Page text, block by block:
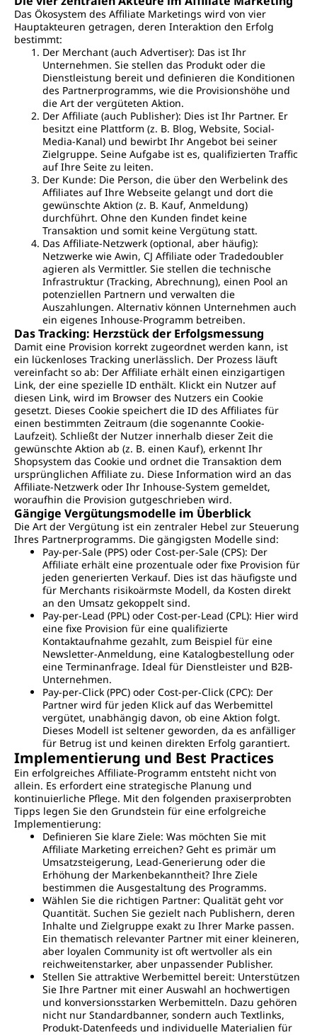
Das Ökosystem des Affiliate Marketings wird von vier
Hauptakteuren getragen, deren Interaktion den Erfolg
bestimmt:
Der Merchant (auch Advertiser): Das ist Ihr
Unternehmen. Sie stellen das Produkt oder die
Dienstleistung bereit und definieren die Konditionen
des Partnerprogramms, wie die Provisionshöhe und
die Art der vergüteten Aktion.
Der Affiliate (auch Publisher): Dies ist Ihr Partner. Er
besitzt eine Plattform (z. B. Blog, Website, Social-
Media-Kanal) und bewirbt Ihr Angebot bei seiner
Zielgruppe. Seine Aufgabe ist es, qualifizierten Traffic
auf Ihre Seite zu leiten.
Der Kunde: Die Person, die über den Werbelink des
Affiliates auf Ihre Webseite gelangt und dort die
gewünschte Aktion (z. B. Kauf, Anmeldung)
durchführt. Ohne den Kunden findet keine
Transaktion und somit keine Vergütung statt.
Das Affiliate-Netzwerk (optional, aber häufig):
Netzwerke wie Awin, CJ Affiliate oder Tradedoubler
agieren als Vermittler. Sie stellen die technische
Infrastruktur (Tracking, Abrechnung), einen Pool an
potenziellen Partnern und verwalten die
Auszahlungen. Alternativ können Unternehmen auch
ein eigenes Inhouse-Programm betreiben.
Das Tracking: Herzstück der Erfolgsmessung
Damit eine Provision korrekt zugeordnet werden kann, ist
ein lückenloses Tracking unerlässlich. Der Prozess läuft
vereinfacht so ab: Der Affiliate erhält einen einzigartigen
Link, der eine spezielle ID enthält. Klickt ein Nutzer auf
diesen Link, wird im Browser des Nutzers ein Cookie
gesetzt. Dieses Cookie speichert die ID des Affiliates für
einen bestimmten Zeitraum (die sogenannte Cookie-
Laufzeit). Schließt der Nutzer innerhalb dieser Zeit die
gewünschte Aktion ab (z. B. einen Kauf), erkennt Ihr
Shopsystem das Cookie und ordnet die Transaktion dem
ursprünglichen Affiliate zu. Diese Information wird an das
Affiliate-Netzwerk oder Ihr Inhouse-System gemeldet,
woraufhin die Provision gutgeschrieben wird.
Gängige Vergütungsmodelle im Überblick
Die Art der Vergütung ist ein zentraler Hebel zur Steuerung
Ihres Partnerprogramms. Die gängigsten Modelle sind:
Pay-per-Sale (PPS) oder Cost-per-Sale (CPS): Der
Affiliate erhält eine prozentuale oder fixe Provision für
jeden generierten Verkauf. Dies ist das häufigste und
für Merchants risikoärmste Modell, da Kosten direkt
an den Umsatz gekoppelt sind.
Pay-per-Lead (PPL) oder Cost-per-Lead (CPL): Hier wird
eine fixe Provision für eine qualifizierte
Kontaktaufnahme gezahlt, zum Beispiel für eine
Newsletter-Anmeldung, eine Katalogbestellung oder
eine Terminanfrage. Ideal für Dienstleister und B2B-
Unternehmen.
Pay-per-Click (PPC) oder Cost-per-Click (CPC): Der
Partner wird für jeden Klick auf das Werbemittel
vergütet, unabhängig davon, ob eine Aktion folgt.
Dieses Modell ist seltener geworden, da es anfälliger
für Betrug ist und keinen direkten Erfolg garantiert.
Implementierung und Best Practices
Ein erfolgreiches Affiliate-Programm entsteht nicht von
allein. Es erfordert eine strategische Planung und
kontinuierliche Pflege. Mit den folgenden praxiserprobten
Tipps legen Sie den Grundstein für eine erfolgreiche
Implementierung:
Definieren Sie klare Ziele: Was möchten Sie mit
Affiliate Marketing erreichen? Geht es primär um
Umsatzsteigerung, Lead-Generierung oder die
Erhöhung der Markenbekanntheit? Ihre Ziele
bestimmen die Ausgestaltung des Programms.
Wählen Sie die richtigen Partner: Qualität geht vor
Quantität. Suchen Sie gezielt nach Publishern, deren
Inhalte und Zielgruppe exakt zu Ihrer Marke passen.
Ein thematisch relevanter Partner mit einer kleineren,
aber loyalen Community ist oft wertvoller als ein
reichweitenstarker, aber unpassender Publisher.
Stellen Sie attraktive Werbemittel bereit: Unterstützen
Sie Ihre Partner mit einer Auswahl an hochwertigen
und konversionsstarken Werbemitteln. Dazu gehören
nicht nur Standardbanner, sondern auch Textlinks,
Produkt-Datenfeeds und individuelle Materialien für